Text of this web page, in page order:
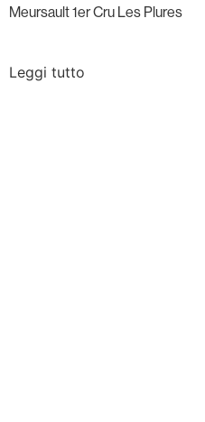
Meursault 1er Cru Les Plures
Leggi tutto